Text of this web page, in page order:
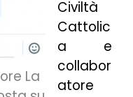
La
Civiltà
Cattolic
a e
collabor
atore